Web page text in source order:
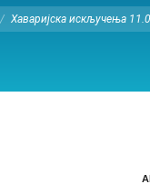
Хаваријска искључења